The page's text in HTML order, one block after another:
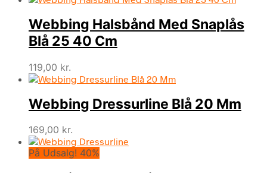
Webbing Halsbånd Med Snaplås
Blå 25 40 Cm
119,00 kr.
Webbing Dressurline Blå 20 Mm
169,00 kr.
På Udsalg! 40%